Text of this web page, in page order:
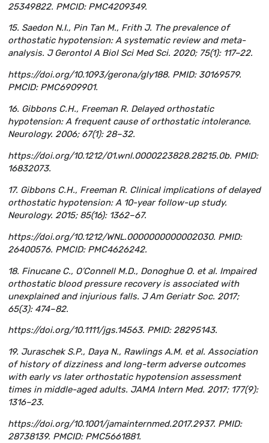
25349822. PMCID: PMC4209349.
15. Saedon N.I., Pin Tan M., Frith J. The prevalence of
orthostatic hypotension: A systematic review and meta-
analysis. J Gerontol A Biol Sci Med Sci. 2020; 75(1): 117–22.
https://doi.org/10.1093/gerona/gly188. PMID: 30169579.
PMCID: PMC6909901.
16. Gibbons C.H., Freeman R. Delayed orthostatic
hypotension: A frequent cause of orthostatic intolerance.
Neurology. 2006; 67(1): 28–32.
https://doi.org/10.1212/01.wnl.0000223828.28215.0b. PMID:
16832073.
17. Gibbons C.H., Freeman R. Clinical implications of delayed
orthostatic hypotension: A 10-year follow-up study.
Neurology. 2015; 85(16): 1362–67.
https://doi.org/10.1212/WNL.0000000000002030. PMID:
26400576. PMCID: PMC4626242.
18. Finucane C., O’Connell M.D., Donoghue O. et al. Impaired
orthostatic blood pressure recovery is associated with
unexplained and injurious falls. J Am Geriatr Soc. 2017;
65(3): 474–82.
https://doi.org/10.1111/jgs.14563. PMID: 28295143.
19. Juraschek S.P., Daya N., Rawlings A.M. et al. Association
of history of dizziness and long-term adverse outcomes
with early vs later orthostatic hypotension assessment
times in middle-aged adults. JAMA Intern Med. 2017; 177(9):
1316–23.
https://doi.org/10.1001/jamainternmed.2017.2937. PMID:
28738139. PMCID: PMC5661881.